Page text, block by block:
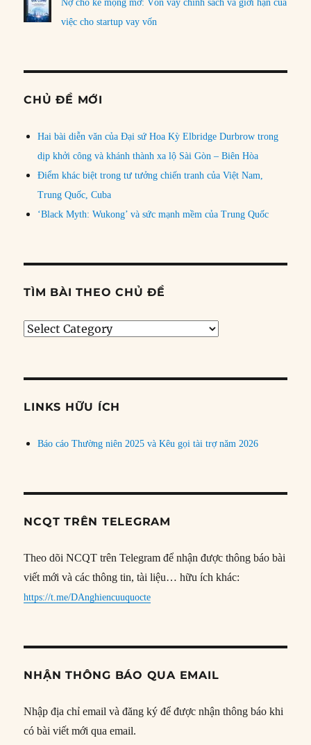
Nợ cho kẻ mộng mơ: Vốn vay chính sách và giới hạn của
việc cho startup vay vốn
CHỦ ĐỀ MỚI
Hai bài diễn văn của Đại sứ Hoa Kỳ Elbridge Durbrow trong
dịp khởi công và khánh thành xa lộ Sài Gòn – Biên Hòa
Điểm khác biệt trong tư tưởng chiến tranh của Việt Nam,
Trung Quốc, Cuba
‘Black Myth: Wukong’ và sức mạnh mềm của Trung Quốc
TÌM BÀI THEO CHỦ ĐỀ
Tìm
đề
LINKS HỮU ÍCH
Báo cáo Thường niên 2025 và Kêu gọi tài trợ năm 2026
NCQT TRÊN TELEGRAM
Theo dõi NCQT trên Telegram để nhận được thông báo bài
viết mới và các thông tin, tài liệu… hữu ích khác:
https://t.me/DAnghiencuuquocte
NHẬN THÔNG BÁO QUA EMAIL
Nhập địa chỉ email và đăng ký để được nhận thông báo khi
có bài viết mới qua email.